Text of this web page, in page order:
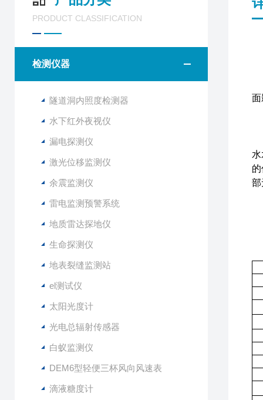
PRODUCT CLASSIFICATION
检测仪器
隧道洞内照度检测器
水下红外夜视仪
漏电探测仪
激光位移监测仪
余震监测仪
雷电监测预警系统
地质雷达探地仪
生命探测仪
地表裂缝监测站
el测试仪
太阳光度计
光电总辐射传感器
白蚁监测仪
DEM6型轻便三杯风向风速表
滴液糖度计
面
部